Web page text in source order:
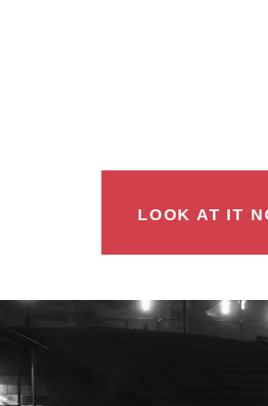
LOOK AT IT